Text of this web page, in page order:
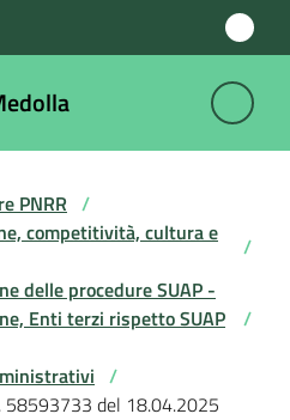
PNRR /
competitività, cultura e
/
delle procedure SUAP -
Enti terzi rispetto SUAP
/
/
58593733 del 18.04.2025